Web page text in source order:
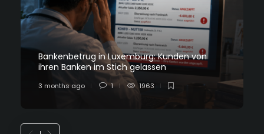
Bankenbetrug in Luxemburg: Kunden von
ihren Banken im Stich gelassen
3 months ago 1 1963